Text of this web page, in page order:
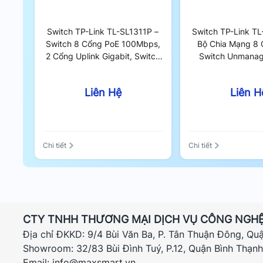
Switch TP-Link TL-SL1311P –
Switch 8 Cổng PoE 100Mbps,
2 Cổng Uplink Gigabit, Switch
Liên Hệ
Chi tiết
Switch TP-Link
Bộ Chia Mạng 8
Switch
Liên
Chi tiết
CTY TNHH THƯƠNG MẠI DỊCH VỤ CÔNG
Địa chỉ ĐKKD: 9/4 Bùi Văn Ba, P. Tân Thuận Đông,
Showroom: 32/83 Bùi Đình Tuý, P.12, Quận Bình